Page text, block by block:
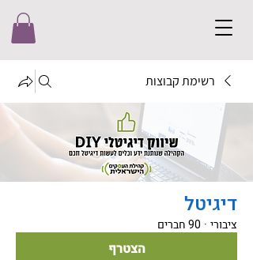
רשימת קבוצות
דיגיטל
ציבורי · 90 חברים
הצטרף